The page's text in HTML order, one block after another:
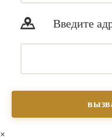
Введите
×